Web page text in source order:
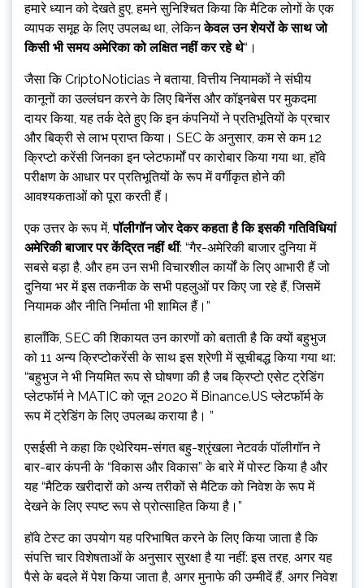
हमारे ध्यान को देखते हुए, हमने सुनिश्चित किया कि मैटिक लोगों के एक
व्यापक समूह के लिए उपलब्ध था, लेकिनकेवल उन शेयरों के साथ जो
किसी भी समय अमेरिका को लक्षित नहीं कर रहे थे“।
जैसा कि CriptoNoticias ने बताया, वित्तीय नियामकों ने संघीय
कानूनों का उल्लंघन करने के लिए बिनेंस और कॉइनबेस पर मुकदमा
दायर किया, यह तर्क देते हुए कि इन कंपनियों ने प्रतिभूतियों के प्रचार
और बिक्री से लाभ प्राप्त किया। SEC के अनुसार, कम से कम 12
क्रिप्टो करेंसी जिनका इन प्लेटफार्मों पर कारोबार किया गया था, हॉवे
परीक्षण के आधार पर प्रतिभूतियों के रूप में वर्गीकृत होने की
आवश्यकताओं को पूरा करती हैं।
एक उत्तर के रूप में, पॉलीगॉन जोर देकर कहता है कि इसकी गतिविधियां
अमेरिकी बाजार पर केंद्रित नहीं थीं: “गैर-अमेरिकी बाजार दुनिया में
सबसे बड़ा है, और हम उन सभी विचारशील कार्यों के लिए आभारी हैं जो
दुनिया भर में इस तकनीक के सभी पहलुओं पर किए जा रहे हैं, जिसमें
नियामक और नीति निर्माता भी शामिल हैं।”
हालाँकि, SEC की शिकायत उन कारणों को बताती है कि क्यों बहुभुज
को 11 अन्य क्रिप्टोकरेंसी के साथ इस श्रेणी में सूचीबद्ध किया गया था:
“बहुभुज ने भी नियमित रूप से घोषणा की है जब क्रिप्टो एसेट ट्रेडिंग
प्लेटफॉर्म ने MATIC को जून 2020 में Binance.US प्लेटफॉर्म के
रूप में ट्रेडिंग के लिए उपलब्ध कराया है। ”
एसईसी ने कहा कि एथेरियम-संगत बहु-श्रृंखला नेटवर्क पॉलीगॉन ने
बार-बार कंपनी के “विकास और विकास” के बारे में पोस्ट किया है और
यह “मैटिक खरीदारों को अन्य तरीकों से मैटिक को निवेश के रूप में
देखने के लिए स्पष्ट रूप से प्रोत्साहित किया है।”
हॉवे टेस्ट का उपयोग यह परिभाषित करने के लिए किया जाता है कि
संपत्ति चार विशेषताओं के अनुसार सुरक्षा है या नहीं: इस तरह, अगर यह
पैसे के बदले में पेश किया जाता है, अगर मुनाफे की उम्मीदें हैं, अगर निवेश